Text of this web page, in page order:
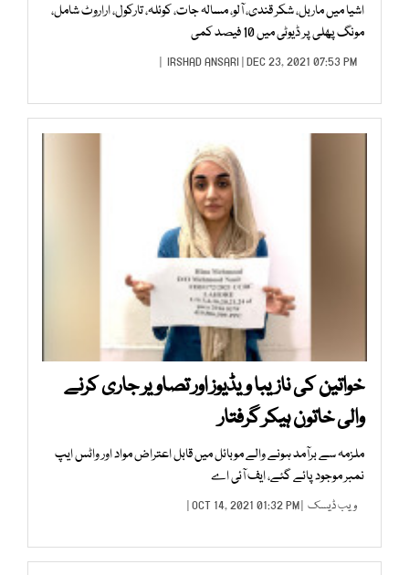
اشیا میں ماربل، شکر قندی، آلو، مسالہ جات، کوئلہ، تارکول، اراروٹ شامل،
مونگ پھلی پر ڈیوٹی میں 10 فیصد کمی
IRSHAD ANSARI | DEC 23, 2021 07:53 PM |
خواتین کی نازیبا ویڈیوز اور تصاویر جاری کرنے
والی خاتون ہیکر گرفتار
ملزمہ سے برآمد ہونے والے موبائل میں قابل اعتراض مواد اور واٹس ایپ
نمبر موجود پائے گئے، ایف آئی اے
ویب ڈیسک | OCT 14, 2021 01:32 PM |